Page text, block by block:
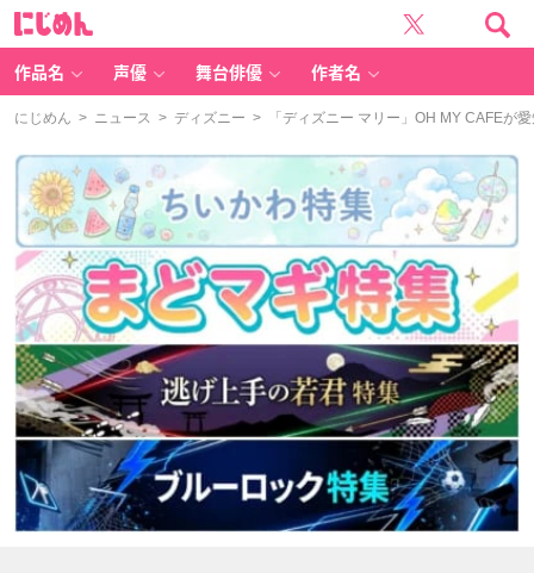
作品名 声優 舞台俳優 作者名
にじめん > ニュース > ディズニー > 「ディズニー マリー」OH MY CAFEが